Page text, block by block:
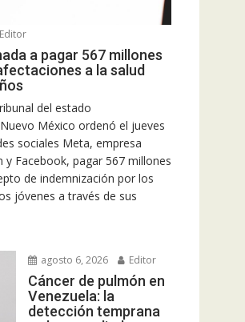
Editor
a pagar 567 millones
a la salud
del estado
México ordenó el jueves
sociales Meta, empresa
Facebook, pagar 567 millones
de indemnización por los
jóvenes a través de sus
agosto 6, 2026 Editor
Cáncer de pulmón en
Venezuela: la
detección temprana